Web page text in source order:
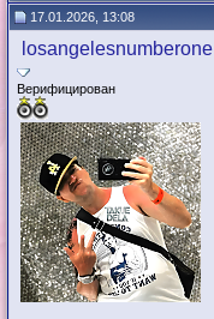
17.01.2026, 13:08
losangelesnumberone
Верифицирован